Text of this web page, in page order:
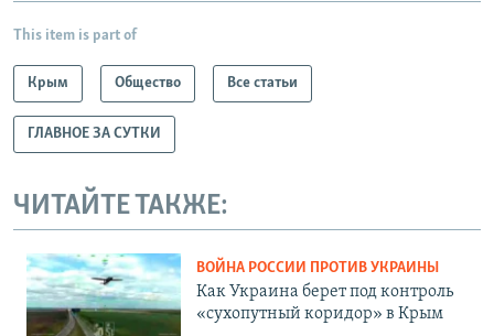
This item is part of
Крым Общество Все статьи
ГЛАВНОЕ ЗА СУТКИ
ЧИТАЙТЕ ТАКЖЕ:
ВОЙНА РОССИИ ПРОТИВ УКРАИНЫ
Как Украина берет под контроль
«сухопутный коридор» в Крым